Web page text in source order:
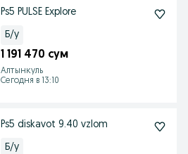
Ps5 PULSE Explore
Б/у
1 191 470 сум
Алтынкуль
Сегодня в 13:10
Ps5 diskavot 9.40 vzlom
Б/у